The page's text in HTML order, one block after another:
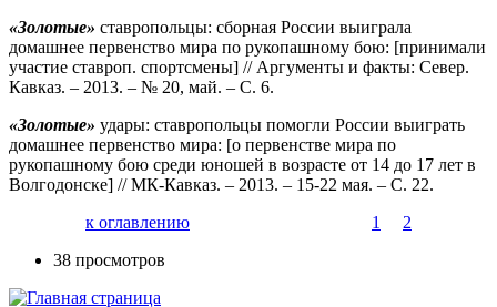
«Золотые» ставропольцы: сборная России выиграла
домашнее первенство мира по рукопашному бою: [принимали
участие ставроп. спортсмены] // Аргументы и факты: Север.
Кавказ. – 2013. – № 20, май. – С. 6.
«Золотые» удары: ставропольцы помогли России выиграть
домашнее первенство мира: [о первенстве мира по
рукопашному бою среди юношей в возрасте от 14 до 17 лет в
Волгодонске] // МК-Кавказ. – 2013. – 15-22 мая. – С. 22.
к оглавлению
1
2
38 просмотров